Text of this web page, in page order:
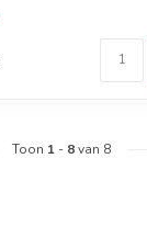
Toon 1 - 8van 8